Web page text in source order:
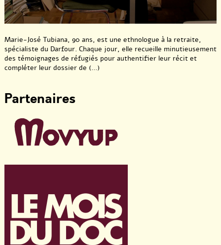
Marie-José Tubiana, 90 ans, est une ethnologue à la retraite,
spécialiste du Darfour. Chaque jour, elle recueille minutieusement
des témoignages de réfugiés pour authentifier leur récit et
compléter leur dossier de (...)
Partenaires